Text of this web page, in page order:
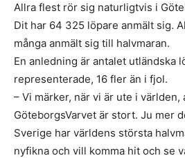
Allra flest rör sig naturligtvis i
Dit har 64 325 löpare anmält sig.
många anmält sig till halvmaran.
En anledning är antalet utländska
representerade, 16 fler än i fjol.
– Vi märker, när vi är ute i
GöteborgsVarvet är stort. Ju mer
Sverige har världens största
nyfikna och vill komma hit och se